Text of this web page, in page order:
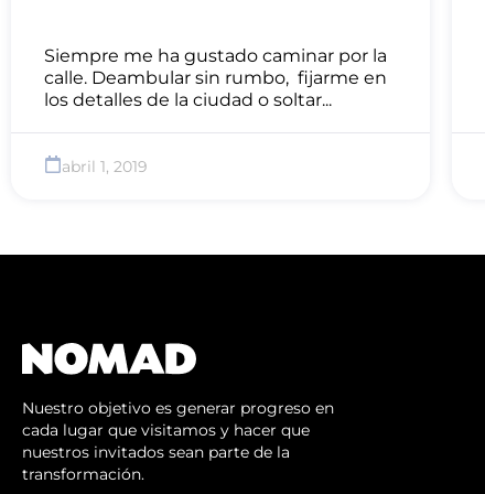
Siempre me ha gustado caminar por la
calle. Deambular sin rumbo, fijarme en
los detalles de la ciudad o soltar...
abril 1, 2019
Nuestro objetivo es generar progreso en
cada lugar que visitamos y hacer que
nuestros invitados sean parte de la
transformación.